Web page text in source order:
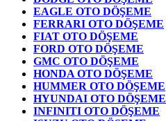
EAGLE OTO DÖŞEME
FERRARI OTO DÖŞEME
FIAT OTO DÖŞEME
FORD OTO DÖŞEME
GMC OTO DÖŞEME
HONDA OTO DÖŞEME
HUMMER OTO DÖŞEME
HYUNDAI OTO DÖŞEME
INFINITI OTO DÖŞEME